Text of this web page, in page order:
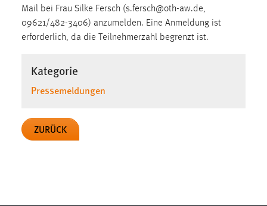
Mail bei Frau Silke Fersch (s.fersch@oth-aw.de,
09621/482-3406) anzumelden. Eine Anmeldung ist
erforderlich, da die Teilnehmerzahl begrenzt ist.
Kategorie
Pressemeldungen
ZURÜCK
5e9dbeb1811c0446 = Sitzungslaufzeit, mibew_locale = 3
Jahre, MIBEW_UserID = 1 Jahr
Name:
fe_user, be_user, be_lastLoginProvider
Dieser Cookie ist notwendig um sich an der Website
einloggen zu können.